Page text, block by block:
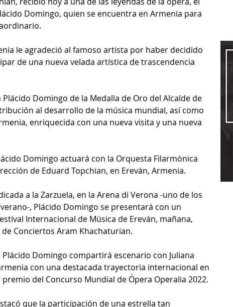
Domingo, quien se encuentra en Armenia para
le agradeció al famoso artista por haber decidido
de una nueva velada artística de trascendencia
Domingo de la Medalla de Oro del Alcalde de
al desarrollo de la música mundial, así como
enriquecida con una nueva visita y una nueva
Domingo actuará con la Orquesta Filarmónica
de Eduard Topchian, en Ereván, Armenia.
a la Zarzuela, en la Arena di Verona -uno de los
, Plácido Domingo se presentará con un
Internacional de Música de Ereván, mañana,
Conciertos Aram Khachaturian.
Plácido Domingo compartirá escenario con Juliana
con una destacada trayectoria internacional en
del Concurso Mundial de Ópera Operalia 2022.
que la participación de una estrella tan